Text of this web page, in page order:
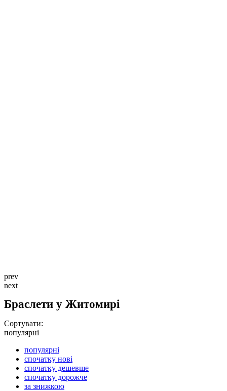
prev
next
Браслети у Житомирі
Сортувати:
популярні
популярні
спочатку нові
спочатку дешевше
спочатку дорожче
за знижкою